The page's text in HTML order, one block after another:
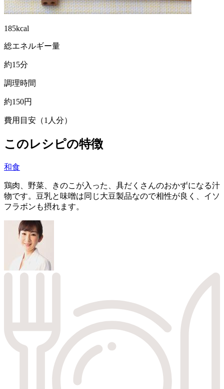
185kcal
総エネルギー量
約15分
調理時間
約150円
費用目安（1人分）
このレシピの特徴
和食
鶏肉、野菜、きのこが入った、具だくさんのおかずになる汁
物です。豆乳と味噌は同じ大豆製品なので相性が良く、イソ
フラボンも摂れます。